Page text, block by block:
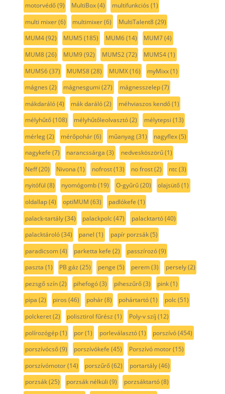
motorvédő(9) MultiBox(4) multifunkciós (1)
multi mixer(6) multimixer(6) MultiTalent8(29)
MUM4(92) MUM5 (185) MUM6(14) MUM7(4)
MUM8(26) MUM9(92) MUMS2(72) MUMS4(1)
MUMS6(37) MUMS8(28) MUMX(16) myMixx(1)
mágnes (2) mágnesgumi (27) mágnesszelep(7)
mákdaráló(4) mák daráló(2) méhviaszos kendő(1)
mélyhűtő(108) mélyhűtőleolvasztó(2) mélytepsi (13)
mérleg(2) mérőpohár(6) műanyag(31) nagyflex(5)
nagykefe (7) narancssárga (3) nedvesköszörű(1)
Neff(20) Nivona (1) nofrost(13) no frost(2) ntc(3)
nyitófül (8) nyomógomb(19) O-gyűrű(20) olajsütő(1)
oldallap(4) optiMUM (63) padlókefe (1)
palack-tartály(34) palackpolc(47) palacktartó(40)
palacktároló(34) panel (1) papír porzsák(5)
paradicsom(4) parketta kefe (2) passzírozó(9)
paszta (1) PB gáz (25) penge (5) perem(3) persely(2)
pezsgő szín(2) pihefogó(3) piheszűrő(3) pink(1)
pipa (2) piros (46) pohár(8) pohártartó(1) polc(51)
polckeret(2) polisztirol fűrész (1) Poly-v szíj (12)
polírozógép(1) por(1) porleválasztó(1) porszívó(454)
porszívócső(9) porszívókefe (45) Porszívó motor(15)
porszívómotor(14) porszűrő(62) portartály(46)
porzsák(25) porzsák nélküli (9) porzsáktartó(8)